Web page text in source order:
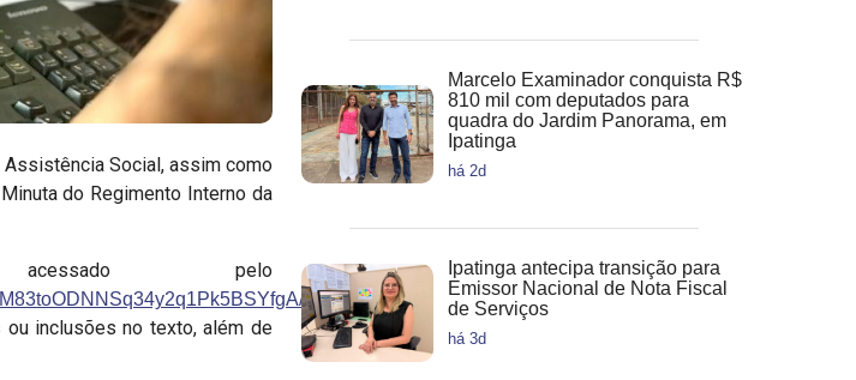
Social, assim como
do Regimento Interno da
pelo
viewform. Por
inclusões no texto, além de
Marcelo Examinador conquista R$
810 mil com deputados para
quadra do Jardim Panorama, em
Ipatinga
há 2d
Ipatinga antecipa transição para
Emissor Nacional de Nota Fiscal
de Serviços
há 3d